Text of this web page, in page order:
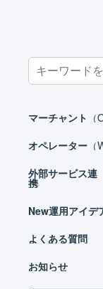
Search
for:
マーチャント
オペレーター
外部サービス連
携
New運用アイデ
よくある質問
お知らせ
ホーム お知らせ
になりました
メール
ように
投稿日
2025年04月09
いつも